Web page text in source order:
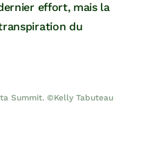
effort, mais la
du
Summit. ©Kelly Tabuteau